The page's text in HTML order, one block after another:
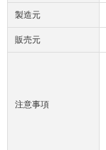
製造元
販売元
注意事項